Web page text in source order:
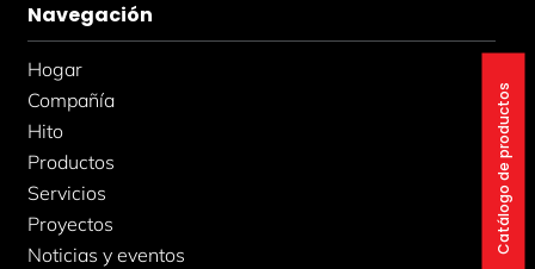
o
o
k
-
f
g
r
d
i
Navegación
Hogar
Compañía
Hito
Productos
Servicios
Proyectos
Noticias y eventos
Catálogo de productos